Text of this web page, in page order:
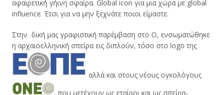
αφαιρετική γήινη σφαίρα. Global icon για μια χώρα με global
influence. Έτσι για να μην ξεχνάτε ποιοι είμαστε.
Στην δική μας γραφιστική παρέμβαση στο Ο, ενσωματώθηκε
η αρχαιοελληνική σπείρα εις διπλούν, τόσο στο logo της
αλλά και στους νέους ογκολόγους
, που μετέχουν ως εταίροι και ως σπείρα-